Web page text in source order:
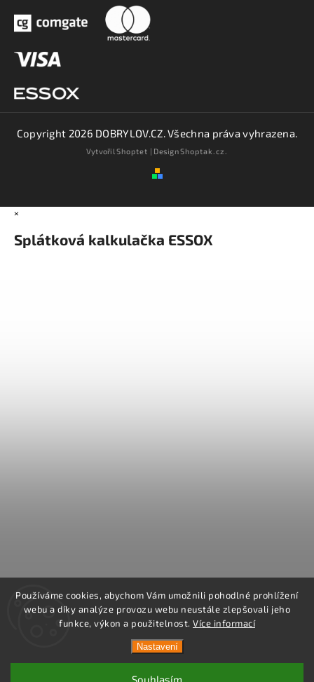
Používáme cookies, abychom Vám umožnili pohodlné prohlížení
webu a díky analýze provozu webu neustále zlepšovali jeho
funkce, výkon a použitelnost. Více informací
Nastavení
Souhlasím
Copyright 2026 DOBRYLOV.CZ. Všechna práva vyhrazena.
VytvořilShoptet | DesignShoptak.cz.
×
Splátková kalkulačka ESSOX